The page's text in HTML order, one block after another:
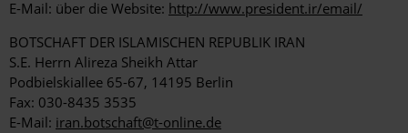
E-Mail: über die Website: http://www.president.ir/email/
BOTSCHAFT DER ISLAMISCHEN REPUBLIK IRAN
S.E. Herrn Alireza Sheikh Attar
Podbielskiallee 65-67, 14195 Berlin
Fax: 030-8435 3535
E-Mail: iran.botschaft@t-online.de